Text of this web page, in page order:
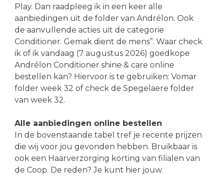
Play. Dan raadpleeg ik in een keer alle
aanbiedingen uit de folder van Andrélon. Ook
de aanvullende acties uit de categorie
Conditioner. Gemak dient de mens”. Waar check
ik of ik vandaag (7 augustus 2026) goedkope
Andrélon Conditioner shine & care online
bestellen kan? Hiervoor is te gebruiken: Vomar
folder week 32 of check de Spegelaere folder
van week 32.
Alle aanbiedingen online bestellen
In de bovenstaande tabel tref je recente prijzen
die wij voor jou gevonden hebben. Bruikbaar is
ook een Haarverzorging korting van filialen van
de Coop. De reden? Je kunt hier jouw